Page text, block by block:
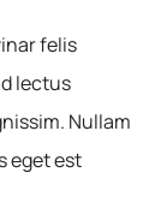
felis
lectus
Nullam
eget est